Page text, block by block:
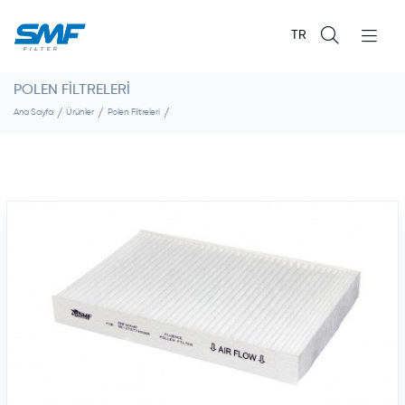
TR
POLEN FILTRELERI
Ana Sayfa Ürünler Polen Filtreleri